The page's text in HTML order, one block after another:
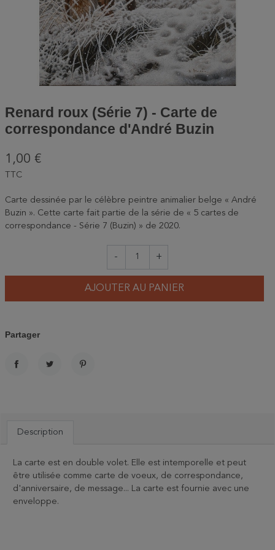
Renard roux (Série 7) - Carte de
correspondance d'André Buzin
1,00 €
TTC
Carte dessinée par le célèbre peintre animalier belge « André
Buzin ». Cette carte fait partie de la série de « 5 cartes de
correspondance - Série 7 (Buzin) » de 2020.
- +
AJOUTER AU PANIER
Partager
Description
La carte est en double volet. Elle est intemporelle et peut
être utilisée comme carte de voeux, de correspondance,
d'anniversaire, de message... La carte est fournie avec une
enveloppe.